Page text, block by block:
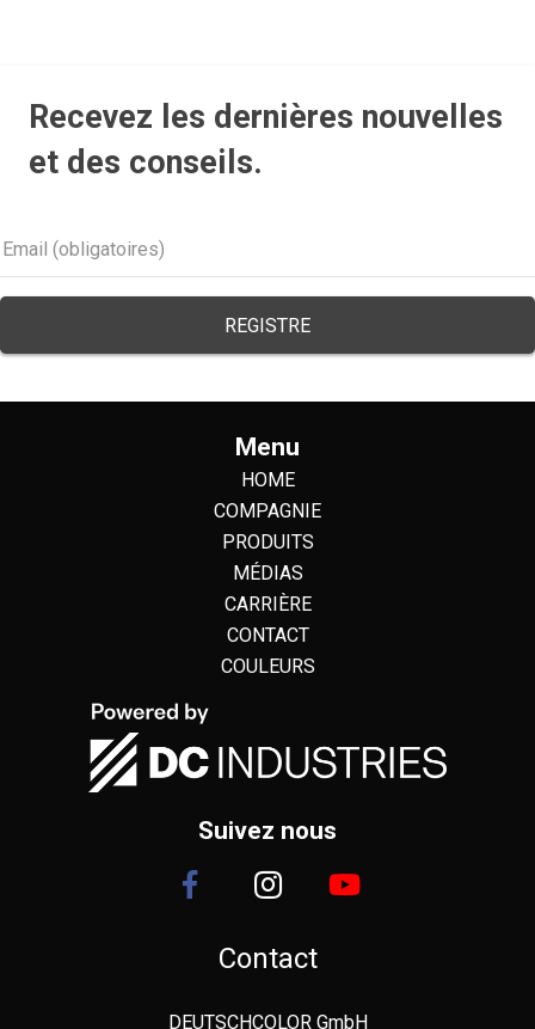
Recevez les dernières nouvelles
et des conseils.
Menu
HOME
COMPAGNIE
PRODUITS
MÉDIAS
CARRIÈRE
CONTACT
COULEURS
Suivez nous
Contact
DEUTSCHCOLOR GmbH